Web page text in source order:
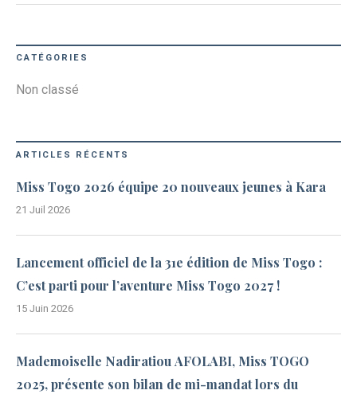
CATÉGORIES
Non classé
ARTICLES RÉCENTS
Miss Togo 2026 équipe 20 nouveaux jeunes à Kara
21 Juil 2026
Lancement officiel de la 31e édition de Miss Togo :
C’est parti pour l’aventure Miss Togo 2027 !
15 Juin 2026
Mademoiselle Nadiratiou AFOLABI, Miss TOGO
2025, présente son bilan de mi-mandat lors du